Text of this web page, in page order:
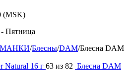
(MSK)
Пятница
/Блесны/DAM/Блесна DAM
Natural 16 г 63 из 82 Блесна DAM